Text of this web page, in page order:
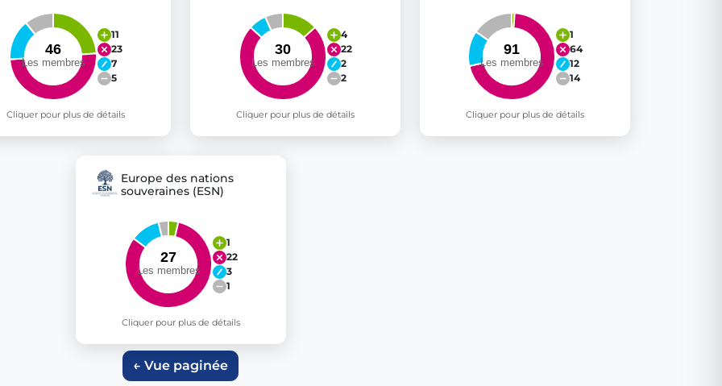
11
23
7
5
Cliquer pour plus de détails
4
22
2
2
Cliquer pour plus de détails
1
64
12
14
Cliquer pour plus de détails
Europe des nations
souveraines (ESN)
1
22
3
1
Cliquer pour plus de détails
← Vue paginée